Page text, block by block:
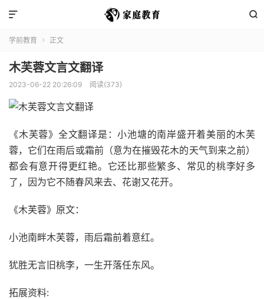


学前教育  正文
木芙蓉文言文翻译
2023-06-22 20:26:09 阅读(373)
《木芙蓉》全文翻译是：小池塘的南岸盛开着美丽的木芙
蓉，它们在雨后或霜前（意为在摧毁花木的天气到来之前）
都会有意开得更红艳。它还比那些繁多、常见的桃李好多
了，因为它不随春风来去、花谢又花开。
《木芙蓉》原文：
小池南畔木芙蓉，雨后霜前着意红。
犹胜无言旧桃李，一生开落任东风。
拓展资料: